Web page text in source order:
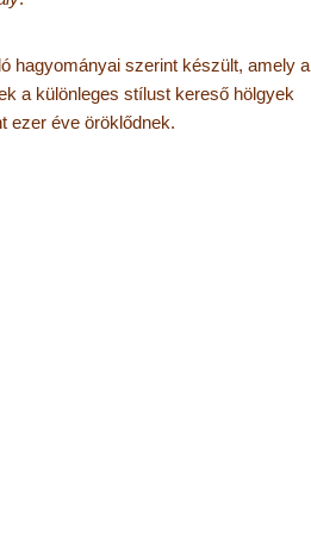
hagyományai szerint készült, amely a
a különleges stílust kereső hölgyek
ezer éve öröklődnek.